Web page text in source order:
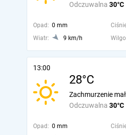
Odczuwalna 30°C
Opad: 0 mm
Wiatr:
9 km/h
13:00
28°C
Odczuwalna 30°C
Zachmurzenie
Opad: 0 mm